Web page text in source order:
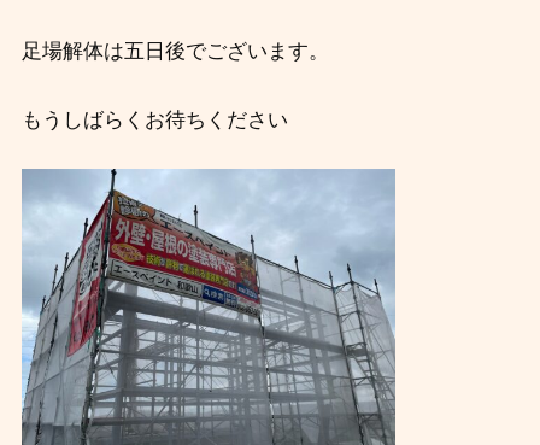
足場解体は五日後でございます。
もうしばらくお待ちください